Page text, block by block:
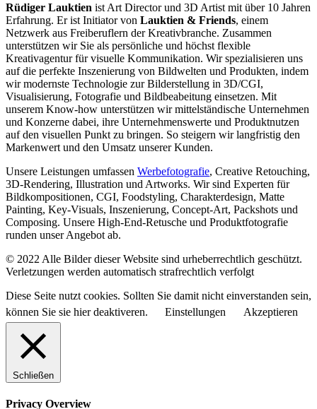
Rüdiger Lauktien ist Art Director und 3D Artist mit über 10 Jahren
Erfahrung. Er ist Initiator von Lauktien & Friends, einem
Netzwerk aus Freiberuflern der Kreativbranche. Zusammen
unterstützen wir Sie als persönliche und höchst flexible
Kreativagentur für visuelle Kommunikation. Wir spezialisieren uns
auf die perfekte Inszenierung von Bildwelten und Produkten, indem
wir modernste Technologie zur Bilderstellung in 3D/CGI,
Visualisierung, Fotografie und Bildbeabeitung einsetzen. Mit
unserem Know-how unterstützen wir mittelständische Unternehmen
und Konzerne dabei, ihre Unternehmenswerte und Produktnutzen
auf den visuellen Punkt zu bringen. So steigern wir langfristig den
Markenwert und den Umsatz unserer Kunden.
Unsere Leistungen umfassen Werbefotografie, Creative Retouching,
3D-Rendering, Illustration und Artworks. Wir sind Experten für
Bildkompositionen, CGI, Foodstyling, Charakterdesign, Matte
Painting, Key-Visuals, Inszenierung, Concept-Art, Packshots und
Composing. Unsere High-End-Retusche und Produktfotografie
runden unser Angebot ab.
© 2022 Alle Bilder dieser Website sind urheberrechtlich geschützt.
Verletzungen werden automatisch strafrechtlich verfolgt
Diese Seite nutzt cookies. Sollten Sie damit nicht einverstanden sein,
können Sie sie hier deaktiveren.
Einstellungen Akzeptieren
Schließen
Privacy Overview